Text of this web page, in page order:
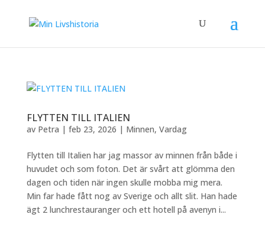
FLYTTEN TILL ITALIEN
av Petra | feb 23, 2026 | Minnen, Vardag
Flytten till Italien har jag massor av minnen från både i
huvudet och som foton. Det är svårt att glömma den
dagen och tiden när ingen skulle mobba mig mera.
Min far hade fått nog av Sverige och allt slit. Han hade
ägt 2 lunchrestauranger och ett hotell på avenyn i...